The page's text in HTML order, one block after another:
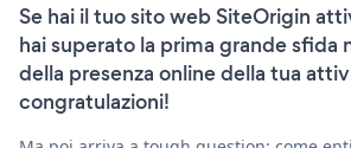
Se hai il tuo sito web SiteOrigin
hai superato la prima grande sfida
della presenza online della tua
congratulazioni!